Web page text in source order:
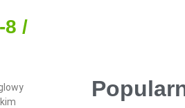
8 /